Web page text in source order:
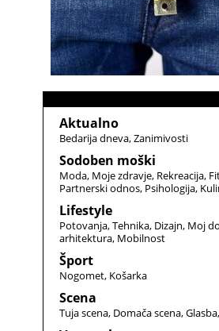
Aktualno
Bedarija dneva Zanimivosti
Sodoben moški
Moda Moje zdravje Rekreacija
Partnerski odnos Psihologija
Lifestyle
Potovanja Tehnika Dizajn Moj
arhitektura Mobilnost
Šport
Nogomet Košarka
Scena
Tuja scena Domača scena Glasba